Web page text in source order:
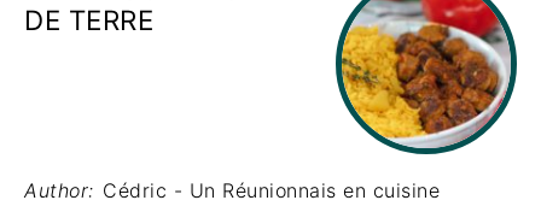
DE TERRE
Author: Cédric - Un Réunionnais en cuisine